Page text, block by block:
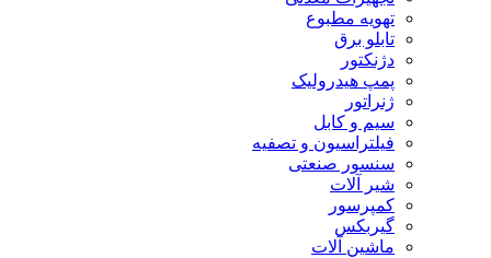
تهویه مطبوع
تابلو برق
دژنکتور
پمپ هیدرولیک
ژنراتور
سیم و کابل
فیلتراسیون و تصفیه
سنسور صنعتی
شیر آلات
کمپرسور
گیربکس
ماشین آلات